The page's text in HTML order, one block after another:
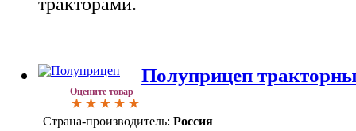
тракторами.
Оцените товар
Полуприцеп
Страна-производитель: Россия